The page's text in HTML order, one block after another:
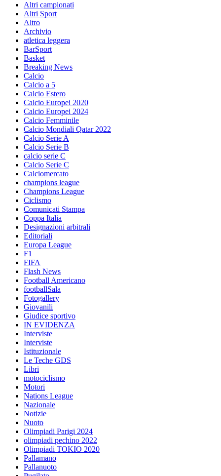
Altri campionati
Altri Sport
Altro
Archivio
atletica leggera
BarSport
Basket
Breaking News
Calcio
Calcio a 5
Calcio Estero
Calcio Europei 2020
Calcio Europei 2024
Calcio Femminile
Calcio Mondiali Qatar 2022
Calcio Serie A
Calcio Serie B
calcio serie C
Calcio Serie C
Calciomercato
champions league
Champions League
Ciclismo
Comunicati Stampa
Coppa Italia
Designazioni arbitrali
Editoriali
Europa League
F1
FIFA
Flash News
Football Americano
footballSala
Fotogallery
Giovanili
Giudice sportivo
IN EVIDENZA
Interviste
Interviste
Istituzionale
Le Teche GDS
Libri
motociclismo
Motori
Nations League
Nazionale
Notizie
Nuoto
Olimpiadi Parigi 2024
olimpiadi pechino 2022
Olimpiadi TOKIO 2020
Pallamano
Pallanuoto